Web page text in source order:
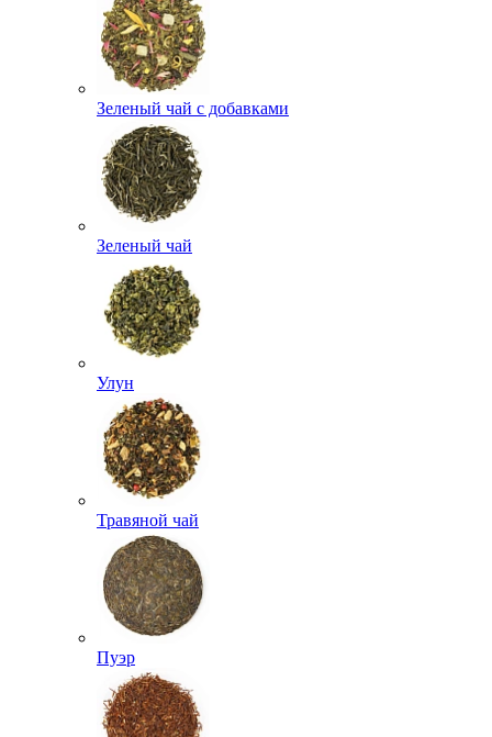
Зеленый чай с добавками
Зеленый чай
Улун
Травяной чай
Пуэр